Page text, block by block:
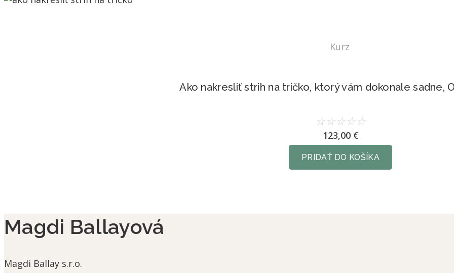
Kurz
Ako nakresliť strih na tričko, ktorý vám dokonale sadne,
☆☆☆☆☆
123,00 €
PRIDAŤ DO KOŠÍKA
Magdi Ballayová
Magdi Ballay s.r.o.